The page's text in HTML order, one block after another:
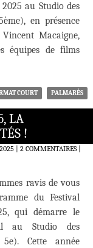
au Studio des
en présence
Macaigne,
équipes de films
COURT PALMARÈS
LA
!
2 COMMENTAIRES|
ravis de vous
du Festival
qui démarre le
au Studio des
Cette année